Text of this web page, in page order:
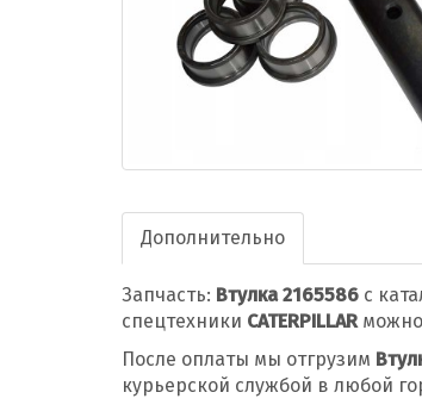
Дополнительно
Запчасть: Втулка 2165586 с
спецтехники CATERPILLARможно
После оплаты мы отгрузим
курьерской службой в любой